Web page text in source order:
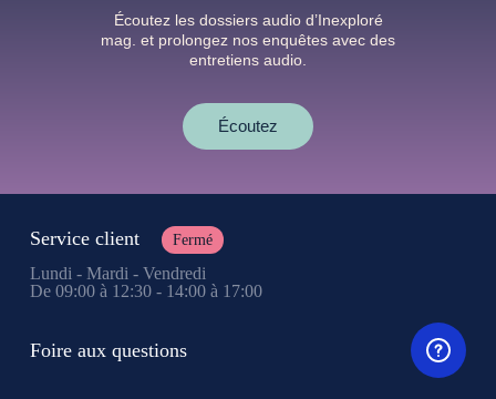
Écoutez les dossiers audio d’Inexploré
mag. et prolongez nos enquêtes avec des
entretiens audio.
Écoutez
Service client Fermé
Lundi - Mardi - Vendredi
De 09:00 à 12:30 - 14:00 à 17:00
Foire aux questions